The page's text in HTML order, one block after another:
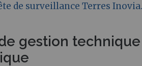
de surveillance Terres Inovia.
gestion